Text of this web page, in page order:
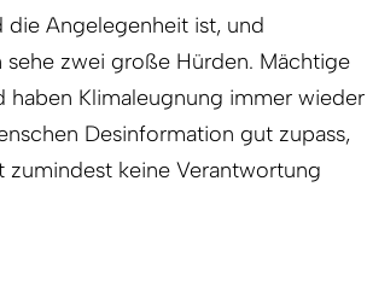
Angelegenheit ist, und
zwei große Hürden. Mächtige
haben Klimaleugnung immer wieder
Desinformation gut zupass,
keine Verantwortung